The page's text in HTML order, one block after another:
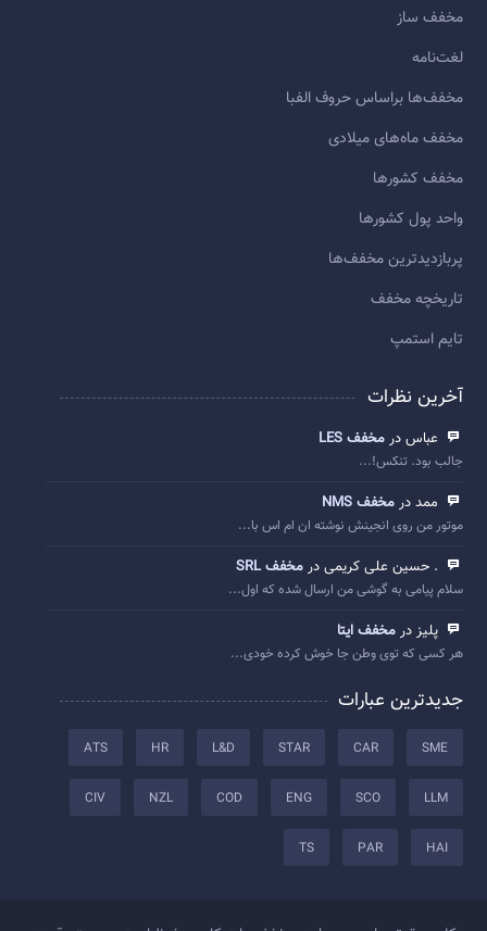
مخفف ساز
لغت‌نامه
مخفف‌ها براساس حروف الفبا
مخفف ماه‌های میلادی
مخفف کشورها
واحد پول کشورها
پربازديدترين مخفف‌ها
تاريخچه مخفف
تایم استمپ
آخرین نظرات
عباس در مخفف LES
جالب بود. تنکس!...
ممد در مخفف NMS
موتور من روی انجینش نوشته ان ام اس با...
. حسین علی کریمی در مخفف SRL
سلام پیامی به گوشی من ارسال شده که اول...
پلیز در مخفف ایتا
هر کسی که توی وطن جا خوش کرده خودی...
جدیدترین عبارات
SME
CAR
STAR
L&D
HR
ATS
LLM
SCO
ENG
COD
NZL
CIV
HAI
PAR
TS